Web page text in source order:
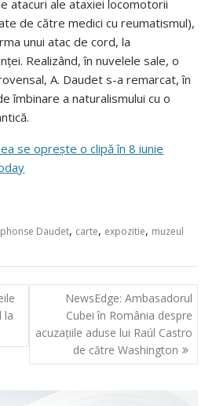
atacuri ale ataxiei locomotorii
de către medici cu reumatismul),
unui atac de cord, la
Realizând, în nuvelele sale, o
A. Daudet s-a remarcat, în
îmbinare a naturalismului cu o
se oprește o clipă în 8 iunie
Daudet, carte, expozitie, muzeul
la
NewsEdge: Ambasadorul
Cubei în România despre
acuzațiile aduse lui Raúl Castro
de către Washington